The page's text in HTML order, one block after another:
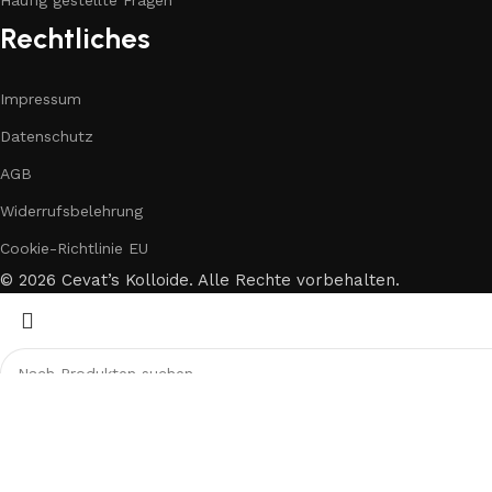
Rechtliches
Impressum
Datenschutz
AGB
Widerrufsbelehrung
Cookie-Richtlinie EU
© 2026 Cevat’s Kolloide. Alle Rechte vorbehalten.